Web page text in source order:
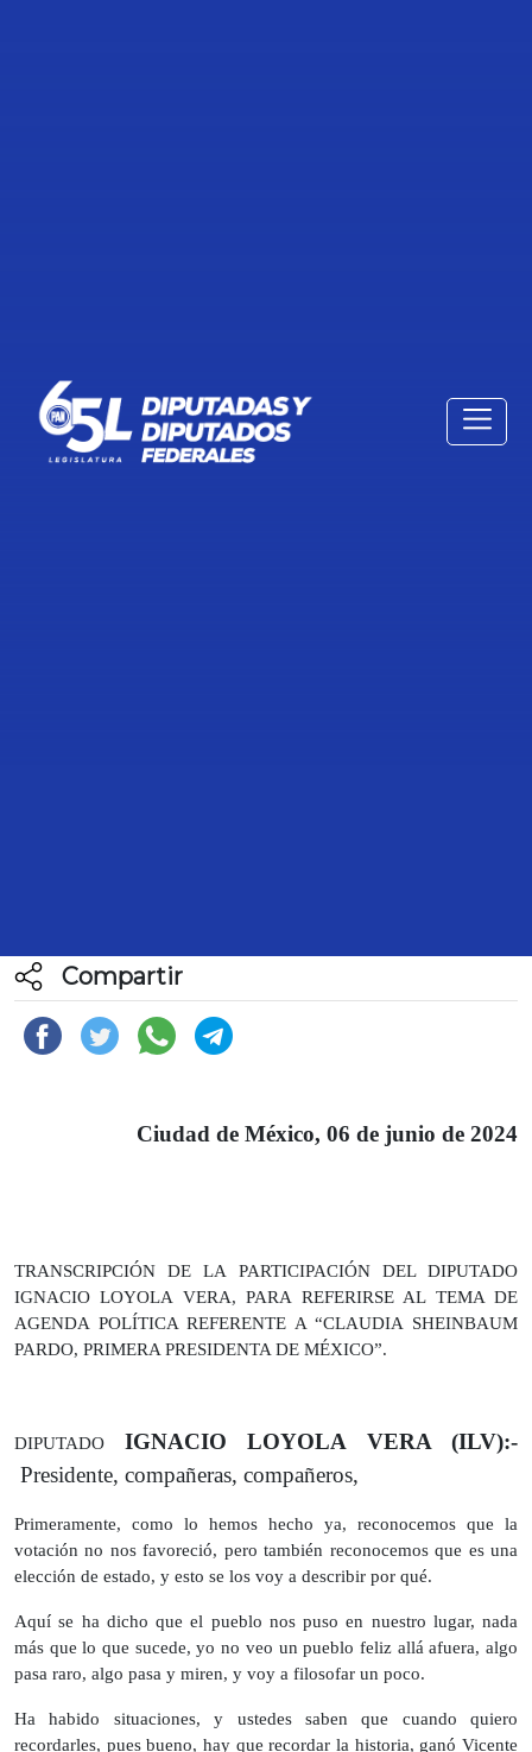
Compartir
Ciudad de México, 06 de junio de 2024
TRANSCRIPCIÓN DE LA PARTICIPACIÓN DEL DIPUTADO
IGNACIO LOYOLA VERA, PARA REFERIRSE AL TEMA DE
AGENDA POLÍTICA REFERENTE A “CLAUDIA SHEINBAUM
PARDO, PRIMERA PRESIDENTA DE MÉXICO”.
DIPUTADO IGNACIO LOYOLA VERA (ILV):-
Presidente, compañeras, compañeros,
Primeramente, como lo hemos hecho ya, reconocemos que la
votación no nos favoreció, pero también reconocemos que es una
elección de estado, y esto se los voy a describir por qué.
Aquí se ha dicho que el pueblo nos puso en nuestro lugar, nada
más que lo que sucede, yo no veo un pueblo feliz allá afuera, algo
pasa raro, algo pasa y miren, y voy a filosofar un poco.
Ha habido situaciones, y ustedes saben que cuando quiero
recordarles, pues bueno, hay que recordar la historia, ganó Vicente